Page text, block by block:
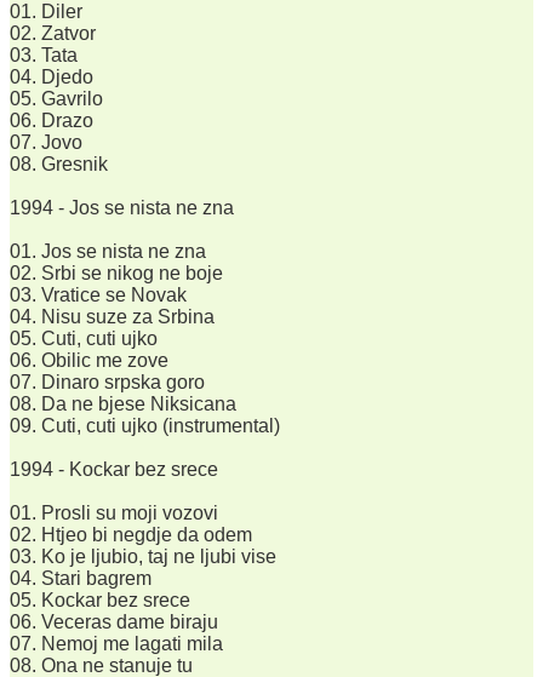
01. Diler
02. Zatvor
03. Tata
04. Djedo
05. Gavrilo
06. Drazo
07. Jovo
08. Gresnik
1994 - Jos se nista ne zna
01. Jos se nista ne zna
02. Srbi se nikog ne boje
03. Vratice se Novak
04. Nisu suze za Srbina
05. Cuti, cuti ujko
06. Obilic me zove
07. Dinaro srpska goro
08. Da ne bjese Niksicana
09. Cuti, cuti ujko (instrumental)
1994 - Kockar bez srece
01. Prosli su moji vozovi
02. Htjeo bi negdje da odem
03. Ko je ljubio, taj ne ljubi vise
04. Stari bagrem
05. Kockar bez srece
06. Veceras dame biraju
07. Nemoj me lagati mila
08. Ona ne stanuje tu